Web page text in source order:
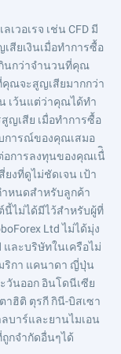
วอเรจ เช่น CFD มี
สียเงินเมื่อทำการซื้อ
กินกว่าจำนวนที่คุณ
คุณจะสูญเสียมากกว่า
เว้นแต่ว่าคุณได้ทำ
สูญเสีย เมื่อทำการซื้อ
การณ์ของคุณเสมอ
อการลงทุนของคุณเนื่ิ
งที่ดูไม่ชัดเจน เป้า
ำหนดสำหรับลูกค้า
นี้ไม่ได้มีไว้สำหรับผู้ที่
Ltd ไม่ได้มุ่ง
และบริษัทในเครือไม่
ริกา แคนาดา ญี่ปุ่น
วันออก อินโดนีเซีย
าฮิติ ตุรกี กินี-บิสเซา
บาร์และยานไมเอน
กจำกัดอื่นๆได้